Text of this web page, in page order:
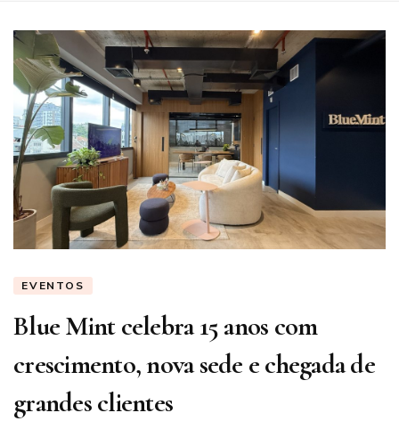
EVENTOS
Blue Mint celebra 15 anos com
crescimento, nova sede e chegada de
grandes clientes